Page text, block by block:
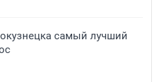
самый лучший